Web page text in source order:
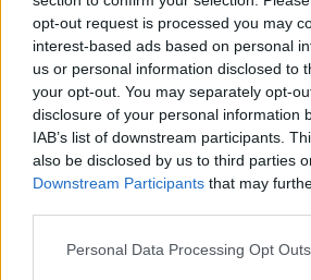
opt-out request is processed you may
interest-based ads based on personal
us or personal information disclosed to
your opt-out. You may separately opt-
disclosure of your personal information
IAB’s list of downstream participants.
also be disclosed by us to third parties
Downstream Participants that may
Personal Data Processing Opt Outs
Artigo anterior
Filipe Nascimento pondera
Rampa